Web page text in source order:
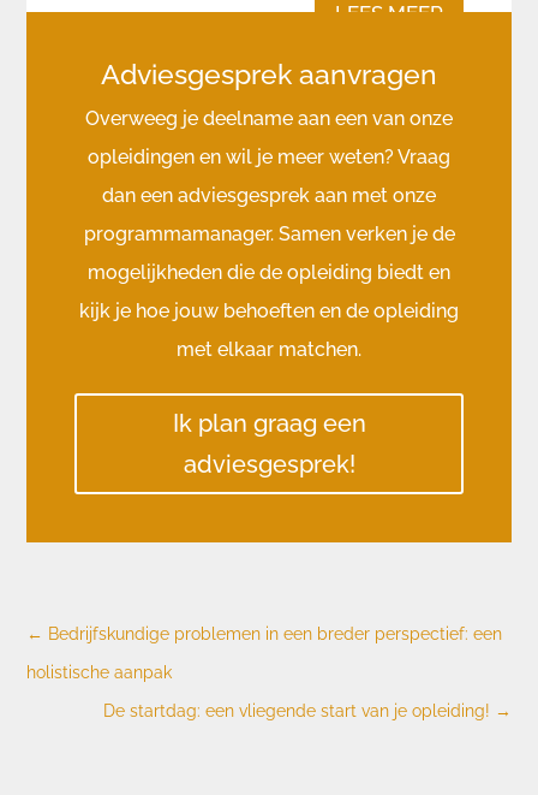
LEES MEER
Adviesgesprek aanvragen
Overweeg je deelname aan een van onze
opleidingen en wil je meer weten? Vraag
dan een adviesgesprek aan met onze
programmamanager. Samen verken je de
mogelijkheden die de opleiding biedt en
kijk je hoe jouw behoeften en de opleiding
met elkaar matchen.
Ik plan graag een
adviesgesprek!
← Bedrijfskundige problemen in een breder perspectief: een
holistische aanpak
De startdag: een vliegende start van je opleiding! →